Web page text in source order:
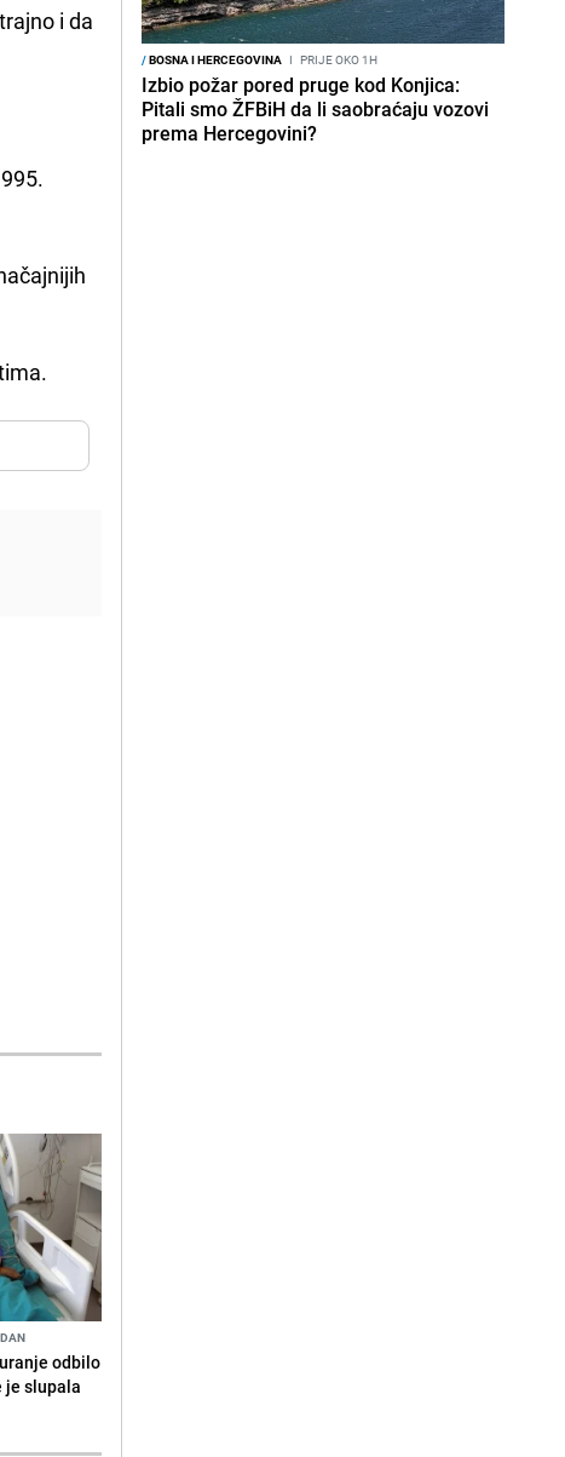
i da
odbilo
je slupala
/BOSNA I HERCEGOVINA I PRIJE OKO 1H
Izbio požar pored pruge kod Konjica:
Pitali smo ŽFBiH da li saobraćaju vozovi
prema Hercegovini?